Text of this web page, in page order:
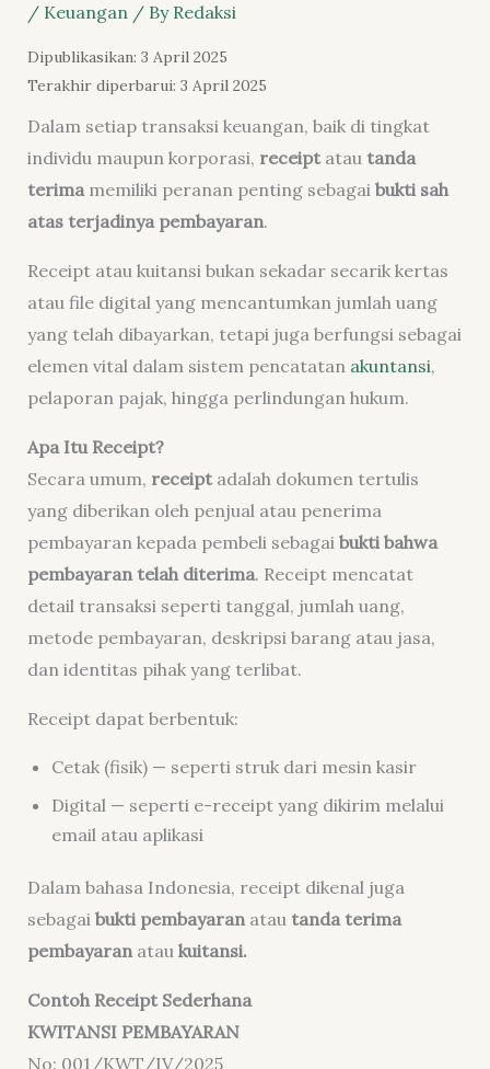
/ Keuangan/ By Redaksi
Dipublikasikan: 3 April 2025
Terakhir diperbarui: 3 April 2025
Dalam setiap transaksi keuangan, baik di tingkat
individu maupun korporasi, receiptatau tanda
terimamemiliki peranan penting sebagai bukti sah
atas terjadinya pembayaran.
Receipt atau kuitansi bukan sekadar secarik kertas
atau file digital yang mencantumkan jumlah uang
yang telah dibayarkan, tetapi juga berfungsi sebagai
elemen vital dalam sistem pencatatan akuntansi,
pelaporan pajak, hingga perlindungan hukum.
Apa Itu Receipt?
Secara umum, receiptadalah dokumen tertulis
yang diberikan oleh penjual atau penerima
pembayaran kepada pembeli sebagai bukti bahwa
pembayaran telah diterima. Receipt mencatat
detail transaksi seperti tanggal, jumlah uang,
metode pembayaran, deskripsi barang atau jasa,
dan identitas pihak yang terlibat.
Receipt dapat berbentuk:
Cetak (fisik) — seperti struk dari mesin kasir
Digital — seperti e-receipt yang dikirim melalui
email atau aplikasi
Dalam bahasa Indonesia, receipt dikenal juga
sebagai bukti pembayaranatau tanda terima
pembayaran atau kuitansi.
Contoh Receipt Sederhana
KWITANSI PEMBAYARAN
No: 001/KWT/IV/2025